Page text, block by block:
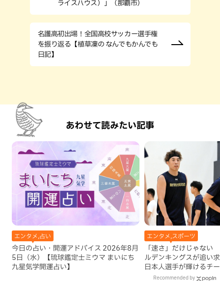
ライスハウス）」（那覇市）
名護高初出場！全国高校サッカー選手権
を振り返る【植草凜の なんでもかんでも
日記】
あわせて読みたい記事
エンタメ,占い
今日の占い・開運アドバイス 2026年8月
5日（水）【琉球鑑定士ミウマ まいにち
九星気学開運占い】
エンタメ,スポーツ
「速さ」だけじゃない
ルデンキングスが追い
日本人選手が輝けるチ
Recommended by